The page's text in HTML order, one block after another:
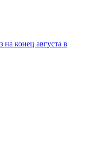
конец августа в